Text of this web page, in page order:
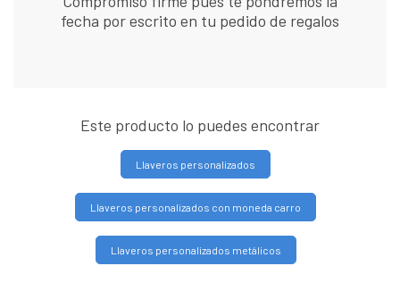
fecha por escrito en tu pedido de regalos
Este producto lo puedes encontrar
Llaveros personalizados
Llaveros personalizados con moneda carro
Llaveros personalizados metálicos